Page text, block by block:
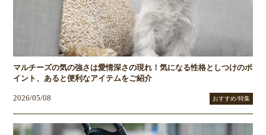
マルチーズの気の強さは愛情深さの現れ！気になる性格としつけのポ
イント、あると便利なアイテムをご紹介
2026/05/08 おすすめ/特集